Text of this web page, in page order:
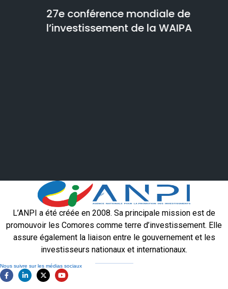
27e conférence mondiale de
l’investissement de la WAIPA
L’ANPI a été créée en 2008. Sa principale mission est de
promouvoir les Comores comme terre d’investissement. Elle
assure également la liaison entre le gouvernement et les
investisseurs nationaux et internationaux.
Nous suivre sur les médias sociaux